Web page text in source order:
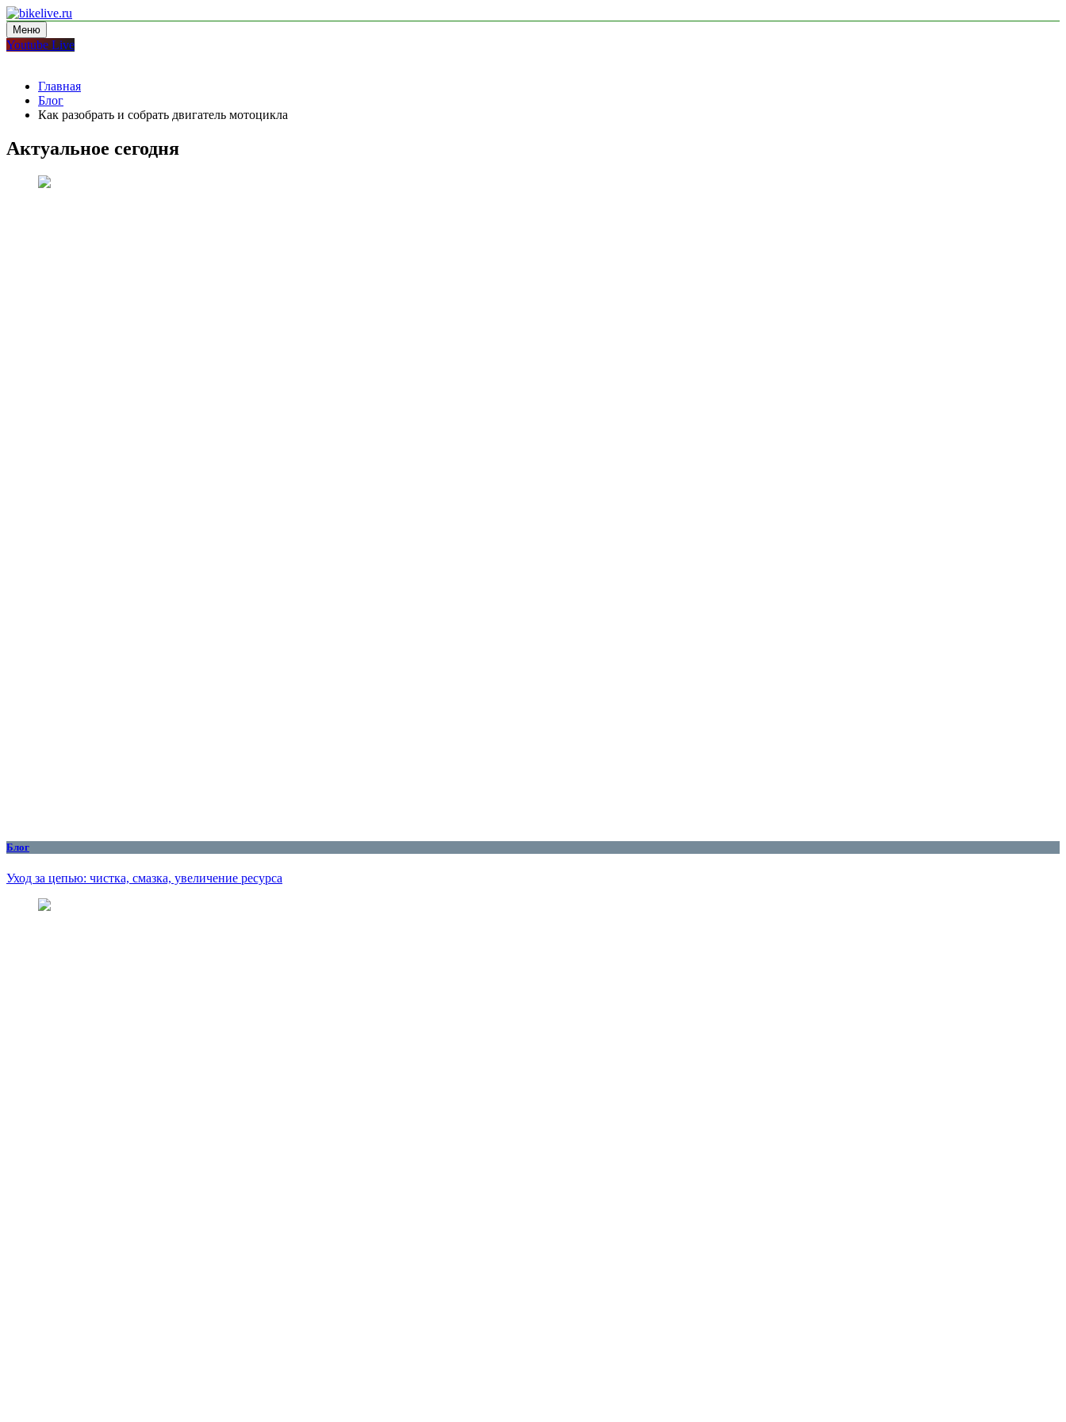
Перейти
к
содержимому
bikelive.ru
блог про мотоциклы
Меню
Youtube Live
Главная
Блог
Как разобрать и собрать двигатель мотоцикла
Актуальное сегодня
Блог
Уход за цепью: чистка, смазка, увеличение ресурса